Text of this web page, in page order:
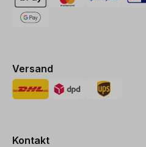
Versand
Kontakt